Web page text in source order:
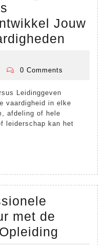
Jouw
Cursus
Jouw
0 Comments
Leidinggeven
vaardigheid in elke
afdeling of hele
leiderschap kan het
met de